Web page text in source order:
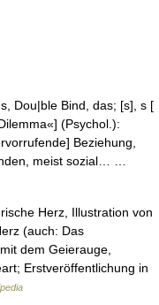
Dou|ble Bind, das; [s], s [
(Psychol.):
Beziehung,
meist sozial… …
Herz, Illustration von
(auch: Das
dem Geierauge,
Erstveröffentlichung in